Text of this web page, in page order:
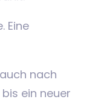
Eine
nach
ein neuer